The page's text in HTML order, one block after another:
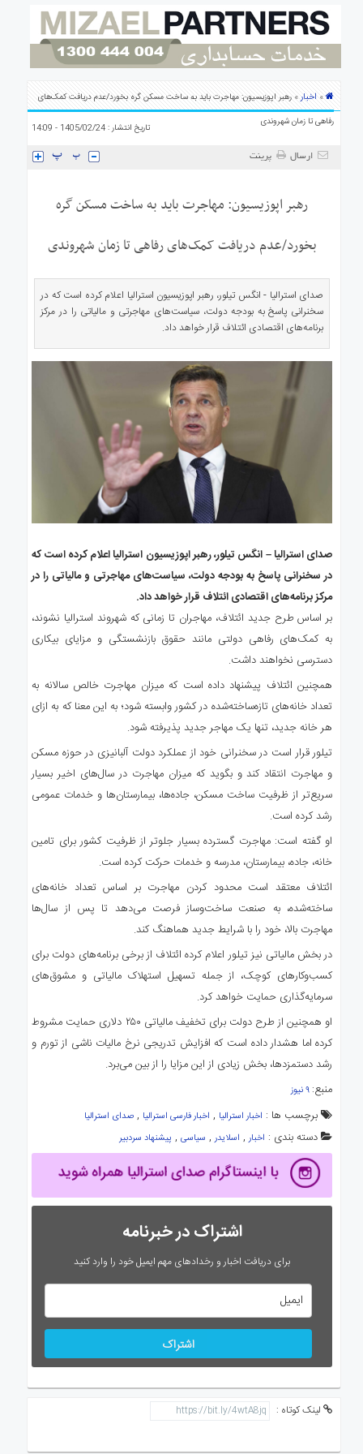
استرالیا
ارتباط» اخبار» رهبر اپوزیسیون: مهاجرت باید به ساخت مسکن گره بخورد/عدم دریافت کمک‌های
رفاهی تا زمان شهروندی
تاریخ انتشار : 1405/02/24 - 14:09
ارسال پرینت
رهبر اپوزیسیون: مهاجرت باید به ساخت مسکن گره
بخورد/عدم دریافت کمک‌های رفاهی تا زمان شهروندی
صدای استرالیا - انگس تیلور، رهبر اپوزیسیون استرالیا اعلام کرده است که در
سخنرانی پاسخ به بودجه دولت، سیاست‌های مهاجرتی و مالیاتی را در مرکز
برنامه‌های اقتصادی ائتلاف قرار خواهد داد.
صدای استرالیا – انگس تیلور، رهبر اپوزیسیون استرالیا اعلام کرده است که
در سخنرانی پاسخ به بودجه دولت، سیاست‌های مهاجرتی و مالیاتی را در
مرکز برنامه‌های اقتصادی ائتلاف قرار خواهد داد.
بر اساس طرح جدید ائتلاف، مهاجران تا زمانی که شهروند استرالیا نشوند،
به کمک‌های رفاهی دولتی مانند حقوق بازنشستگی و مزایای بیکاری
دسترسی نخواهند داشت.
همچنین ائتلاف پیشنهاد داده است که میزان مهاجرت خالص سالانه به
تعداد خانه‌های تازه‌ساخته‌شده در کشور وابسته شود؛ به این معنا که به ازای
هر خانه جدید، تنها یک مهاجر جدید پذیرفته شود.
تیلور قرار است در سخنرانی خود از عملکرد دولت آلبانیزی در حوزه مسکن
و مهاجرت انتقاد کند و بگوید که میزان مهاجرت در سال‌های اخیر بسیار
سریع‌تر از ظرفیت ساخت مسکن، جاده‌ها، بیمارستان‌ها و خدمات عمومی
رشد کرده است.
او گفته است: مهاجرت گسترده بسیار جلوتر از ظرفیت کشور برای تامین
خانه، جاده، بیمارستان، مدرسه و خدمات حرکت کرده است.
ائتلاف معتقد است محدود کردن مهاجرت بر اساس تعداد خانه‌های
ساخته‌شده، به صنعت ساخت‌وساز فرصت می‌دهد تا پس از سال‌ها
مهاجرت بالا، خود را با شرایط جدید هماهنگ کند.
در بخش مالیاتی نیز تیلور اعلام کرده ائتلاف از برخی برنامه‌های دولت برای
کسب‌وکارهای کوچک، از جمله تسهیل استهلاک مالیاتی و مشوق‌های
سرمایه‌گذاری حمایت خواهد کرد.
او همچنین از طرح دولت برای تخفیف مالیاتی ۲۵۰ دلاری حمایت مشروط
کرده اما هشدار داده است که افزایش تدریجی نرخ مالیات ناشی از تورم و
رشد دستمزدها، بخش زیادی از این مزایا را از بین می‌برد.
منبع:
برچسب ها : اخبار استرالیا , اخبار فارسی استرالیا , صدای استرالیا
دسته بندی : اخبار, اسلایدر, سیاسی, پیشنهاد سردبیر
اشتراک در خبرنامه
برای دریافت اخبار و رخدادهای مهم ایمیل خود را وارد کنید
اشتراک
لینک کوتاه :